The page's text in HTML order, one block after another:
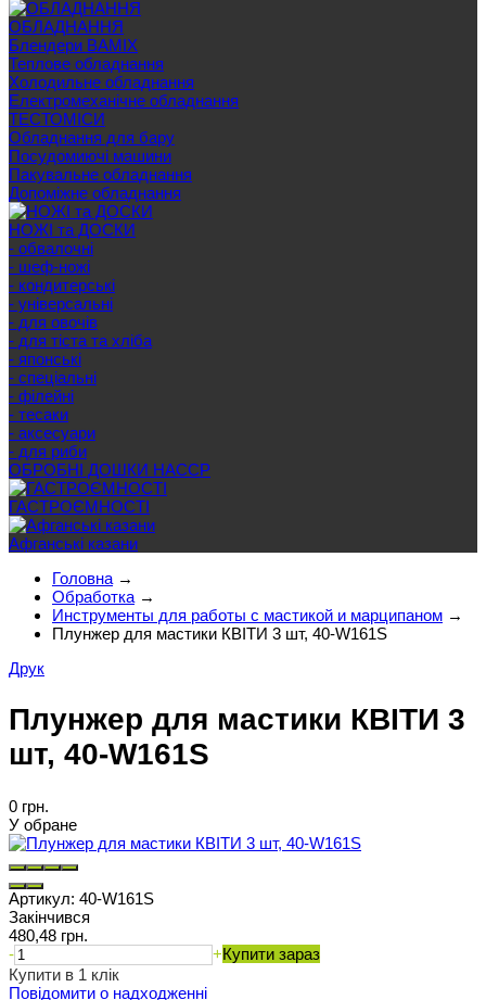
ОБЛАДНАННЯ
Блендери BAMIX
Теплове обладнання
Холодильне обладнання
Електромеханічне обладнання
ТЕСТОМІСИ
Обладнання для бару
Посудомиючі машини
Пакувальне обладнання
Допоміжне обладнання
НОЖІ та ДОСКИ
- обвалочні
- шеф-ножі
- кондитерські
- універсальні
- для овочів
- для тіста та хліба
- японські
- спеціальні
- філейні
- тесаки
- аксесуари
- для риби
ОБРОБНІ ДОШКИ HACCP
ГАСТРОЄМНОСТІ
Афганські казани
Головна →
Обработка →
Инструменты для работы с мастикой и марципаном →
Плунжер для мастики КВІТИ 3 шт, 40-W161S
Друк
Плунжер для мастики КВІТИ 3
шт, 40-W161S
0 грн.
У обране
Артикул: 40-W161S
Закінчився
480,48 грн.
-
+Купити зараз
Купити в 1 клік
Повідомити о надходженні